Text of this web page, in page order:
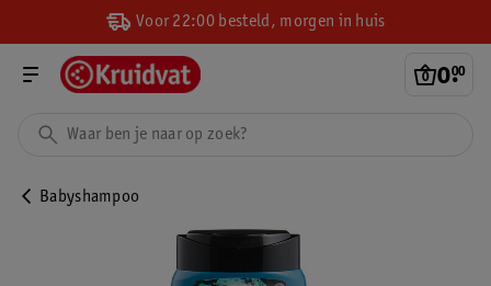
Voor 22:00 besteld, morgen in huis
0.
00
Babyshampoo